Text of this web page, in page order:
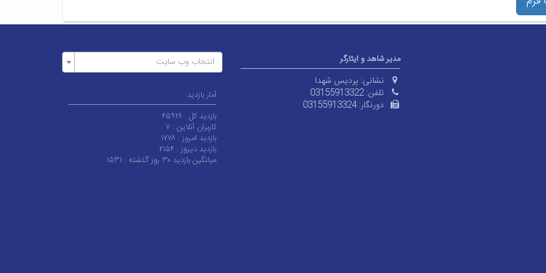
مدیر شاهد و ایثارگر
نشانی: پردیس شهدا
تلفن:03155913322
دورنگار:03155913324
انتخاب وب سایت
آمار بازدید
بازدید کل : ۴۵۹۲۸
کاربران آنلاین : ۷
بازدید امروز : ۱۷۷۸
بازدید دیروز : ۲۱۵۴
میانگین بازدید ۳۰ روز گذشته :
۱۵۳۱